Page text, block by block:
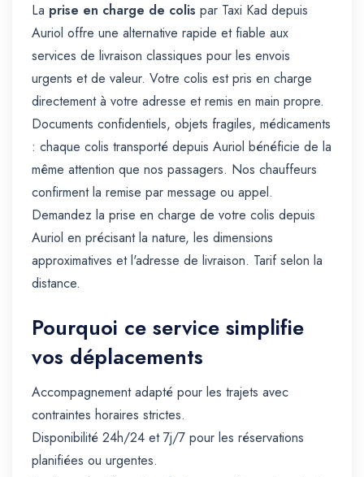
La prise en charge de colis par Taxi Kad depuis
Auriol offre une alternative rapide et fiable aux
services de livraison classiques pour les envois
urgents et de valeur. Votre colis est pris en charge
directement à votre adresse et remis en main propre.
Documents confidentiels, objets fragiles, médicaments
: chaque colis transporté depuis Auriol bénéficie de la
même attention que nos passagers. Nos chauffeurs
confirment la remise par message ou appel.
Demandez la prise en charge de votre colis depuis
Auriol en précisant la nature, les dimensions
approximatives et l'adresse de livraison. Tarif selon la
distance.
Pourquoi ce service simplifie
vos déplacements
Accompagnement adapté pour les trajets avec
contraintes horaires strictes.
Disponibilité 24h/24 et 7j/7 pour les réservations
planifiées ou urgentes.